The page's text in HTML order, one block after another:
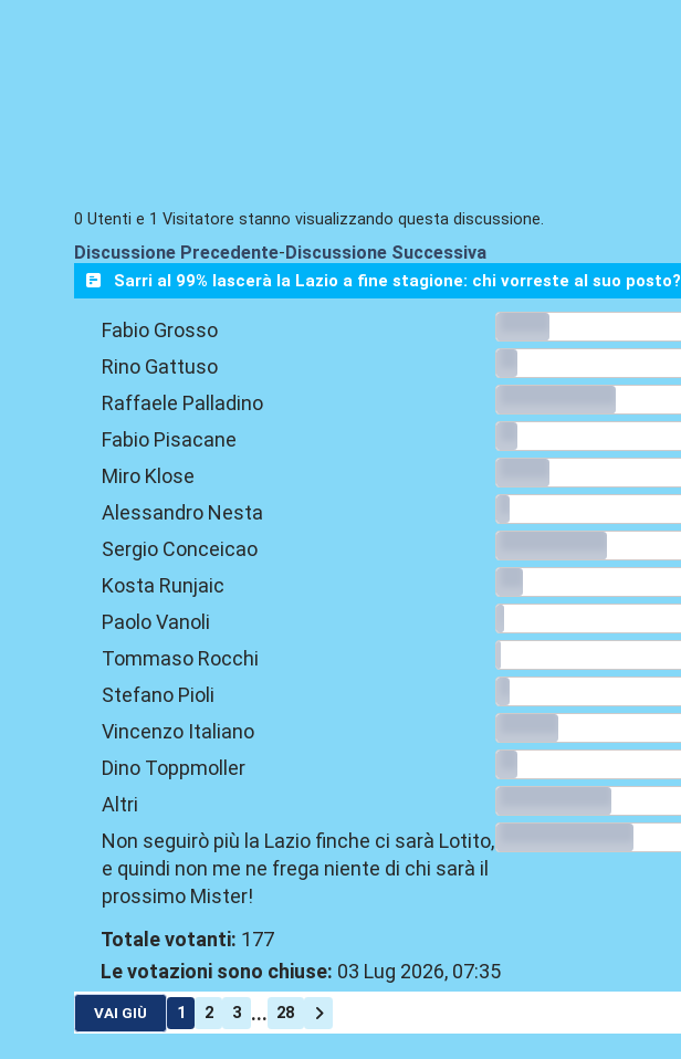
0 Utenti e 1 Visitatore stanno visualizzando questa discussione.
Discussione Precedente-Discussione Successiva
Sarri al 99% lascerà la Lazio a fine stagione: chi vorreste al suo posto?
Fabio Grosso
Rino Gattuso
Raffaele Palladino
Fabio Pisacane
Miro Klose
Alessandro Nesta
Sergio Conceicao
Kosta Runjaic
Paolo Vanoli
Tommaso Rocchi
Stefano Pioli
Vincenzo Italiano
Dino Toppmoller
Altri
Non seguirò più la Lazio finche ci sarà Lotito,
e quindi non me ne frega niente di chi sarà il
prossimo Mister!
Totale votanti: 177
Le votazioni sono chiuse: 03 Lug 2026, 07:35
VAI GIÙ 1 2 3 ... 28